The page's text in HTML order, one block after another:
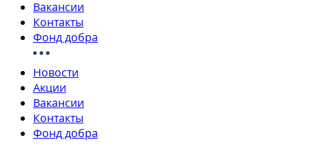
Вакансии
Контакты
Фонд добра
Новости
Акции
Вакансии
Контакты
Фонд добра